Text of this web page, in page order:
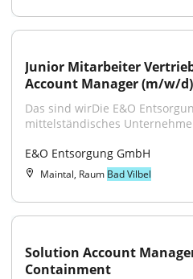
Junior Mitarbeiter
Account Manager (m/w/d)
Das sind wirDie E&O
mittelständisches
E&O Entsorgung GmbH
Maintal, Raum Bad Vilbel
Solution Account
Containment